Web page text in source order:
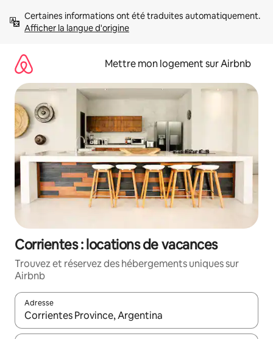
directement
Afficher la langue d'origine
Mettre mon logement sur Airbnb
Corrientes : locations de vacances
Trouvez et réservez des hébergements uniques sur
Airbnb
Adresse
Lorsque les résultats s'affichent, utilisez les flèches vers le